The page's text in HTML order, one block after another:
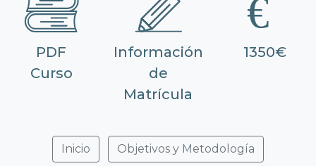
PDF
Curso
Información
de
Matrícula
1350€
Inicio Objetivos y Metodología